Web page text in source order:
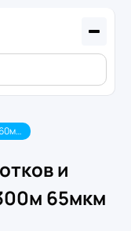
Пленка для запайки лотков и контейнеров 260мм*300м 65мкм PET/PE peel (5,2 кг)
и
65мкм